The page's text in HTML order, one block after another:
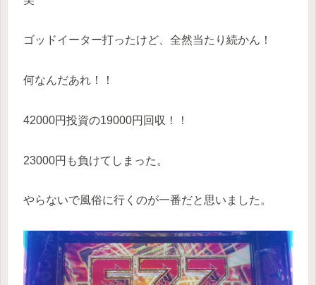
ゴッドイーター打ったけど、全然当たり続かん！
何なんだあれ！！
42000円投資の19000円回収！！
23000円も負けてしまった。
やらないで風俗に行くのが一番だと思いました。